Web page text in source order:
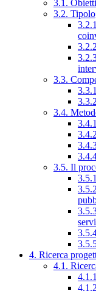
3.1.
3.2.
3.3.
3.4.
3.5. Il
4. Ricerca
4.1.